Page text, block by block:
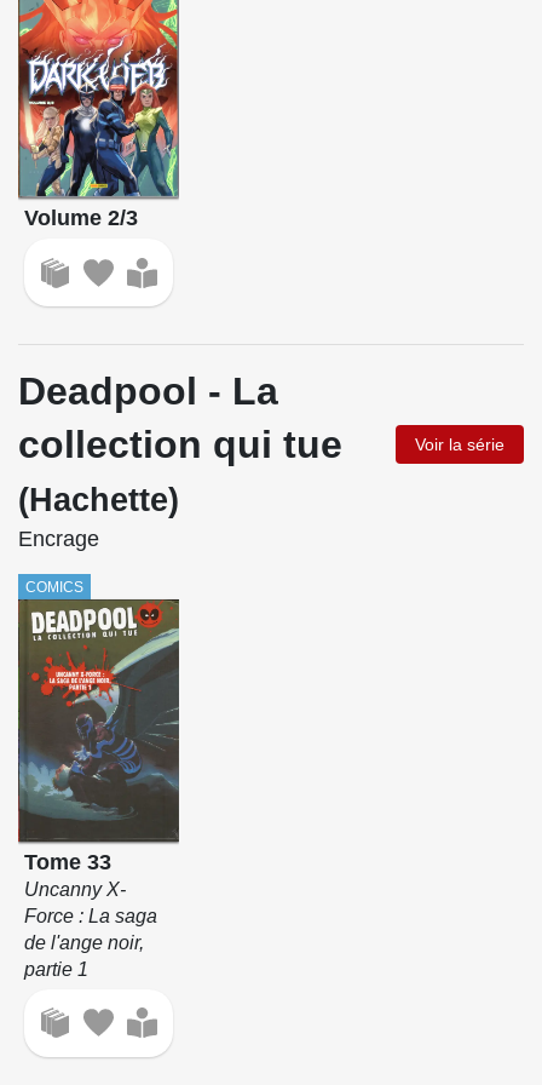
Volume 2/3
Deadpool - La
collection qui tue
(Hachette)
Voir la série
Encrage
COMICS
Tome 33
Uncanny X-
Force : La saga
de l'ange noir,
partie 1